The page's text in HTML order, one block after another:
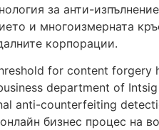
за анти-
и многоизмерната
корпорации.
for content forgery
department of
anti-counterfeiting
бизнес процес на